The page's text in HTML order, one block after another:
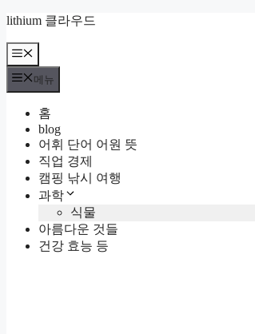
컨
츠
로
lithium 클라우드
메
뉴
메뉴
홈
blog
어휘 단어 어원 뜻
직업 경제
캠핑 낚시 여행
과학
식물
아름다운 것들
건강 효능 등